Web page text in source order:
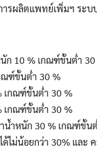
นัก 10 % เกณฑ์ขั้นต่ำ
ณฑ์ขั้นต่ำ 30 %
เกณฑ์ขั้นต่ำ 30 %
เกณฑ์ขั้นต่ำ 30 %
น้ำหนัก 30 % เกณฑ์ขั้น
ไม่น้อยกว่า 30% และ